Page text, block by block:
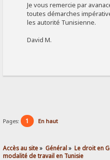
Je vous remercie par
toutes démarches
les autorité Tunisienne.
David M.
Pages: 1 En haut
Accès au site» Général» Le droit en
modalité de travail en Tunisie